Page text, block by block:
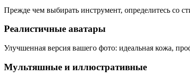
Прежде чем выбирать инструмент, определитесь со
Реалистичные аватары
Улучшенная версия вашего фото: идеальная кожа,
Мультяшные и иллюстративные